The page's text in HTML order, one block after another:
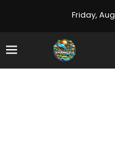
Friday,